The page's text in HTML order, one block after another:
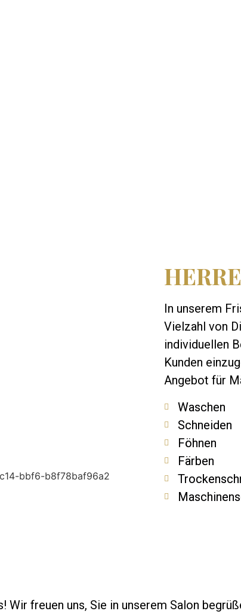
In unserem
Vielzahl von
individuellen
Kunden
Angebot für
Waschen
Schneiden
Föhnen
Färben
Wir freuen uns, Sie in unserem Salon